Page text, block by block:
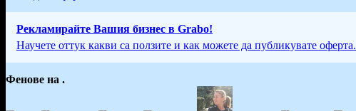
Рекламирайте Вашия бизнес в Grabo!
Научете оттук какви са ползите и как можете да публикувате оферта.
Фенове на .